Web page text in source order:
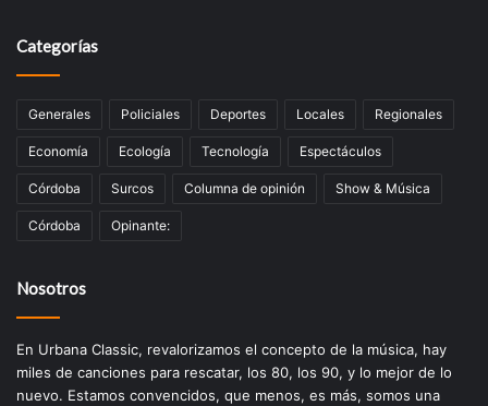
Categorías
Generales Policiales Deportes Locales Regionales
Economía Ecología Tecnologí­a Espectáculos
Córdoba Surcos Columna de opinión Show & Música
Córdoba Opinante:
Nosotros
En Urbana Classic, revalorizamos el concepto de la música, hay
miles de canciones para rescatar, los 80, los 90, y lo mejor de lo
nuevo. Estamos convencidos, que menos, es más, somos una